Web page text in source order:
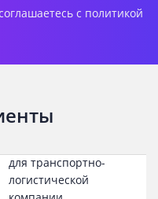
с политикой